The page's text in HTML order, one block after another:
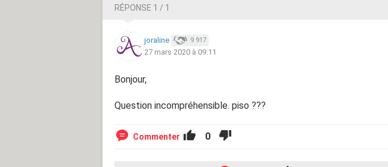
RÉPONSE 1 / 1
joraline 9 917
27 mars 2020 à 09:11
Bonjour,
Question incompréhensible. piso ???
Commenter 0